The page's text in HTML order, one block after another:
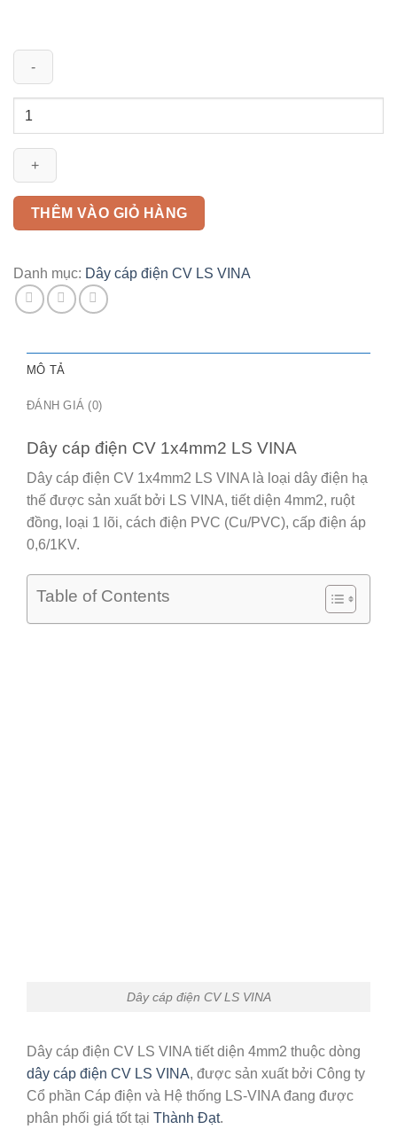
Dây
điện
VINA
lượng
THÊM VÀO GIỎ HÀNG
Danh mục: Dây cáp điện CV LS VINA
MÔ TẢ
ĐÁNH GIÁ (0)
Dây cáp điện CV 1x4mm2 LS VINA
Dây cáp điện CV 1x4mm2 LS VINA là loại dây điện hạ
thế được sản xuất bởi LS VINA, tiết diện 4mm2, ruột
đồng, loại 1 lõi, cách điện PVC (Cu/PVC), cấp điện áp
0,6/1KV.
Table of Contents
Dây cáp điện CV LS VINA
Dây cáp điện CV LS VINA tiết diện 4mm2 thuộc dòng
dây cáp điện CV LS VINA, được sản xuất bởi Công ty
Cổ phần Cáp điện và Hệ thống LS-VINA đang được
phân phối giá tốt tại Thành Đạt.